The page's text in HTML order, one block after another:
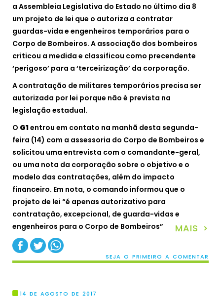
a Assembleia Legislativa do Estado no último dia 8
um projeto de lei que o autoriza a contratar
guardas-vida e engenheiros temporários para o
Corpo de Bombeiros. A associação dos bombeiros
criticou a medida e classificou como precendente
‘perigoso’ para a ‘terceirização’ da corporação.
A contratação de militares temporários precisa ser
autorizada por lei porque não é prevista na
legislação estadual.
O G1entrou em contato na manhã desta segunda-
feira (14) com a assessoria do Corpo de Bombeiros e
solicitou uma entrevista com o comandante-geral,
ou uma nota da corporação sobre o objetivo e o
modelo das contratações, além do impacto
financeiro. Em nota, o comando informou que o
projeto de lei “é apenas autorizativo para
contratação, excepcional, de guarda-vidas e
engenheiros para o Corpo de Bombeiros”
MAIS >
SEJA O PRIMEIRO A COMENTAR
14 DE AGOSTO DE 2017